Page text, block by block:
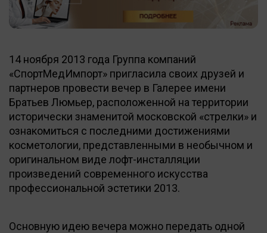
14 ноября 2013 года Группа компаний
«СпортМедИмпорт» пригласила своих друзей и
партнеров провести вечер в Галерее имени
Братьев Люмьер, расположенной на территории
исторически знаменитой московской «стрелки» и
ознакомиться с последними достижениями
косметологии, представленными в необычном и
оригинальном виде лофт-инсталляции
произведений современного искусства
профессиональной эстетики 2013.
Основную идею вечера можно передать одной